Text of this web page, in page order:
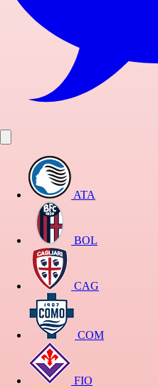
ATA
BOL
CAG
COM
FIO